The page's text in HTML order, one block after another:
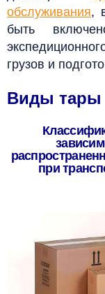
обслуживания,
быть
грузов и
Виды тары
при